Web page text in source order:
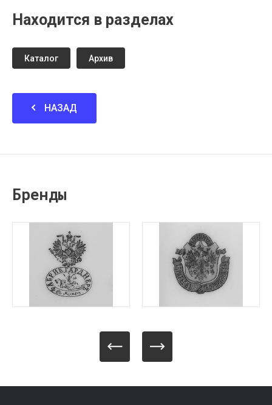
Находится в разделах
Каталог Архив
НАЗАД
Бренды